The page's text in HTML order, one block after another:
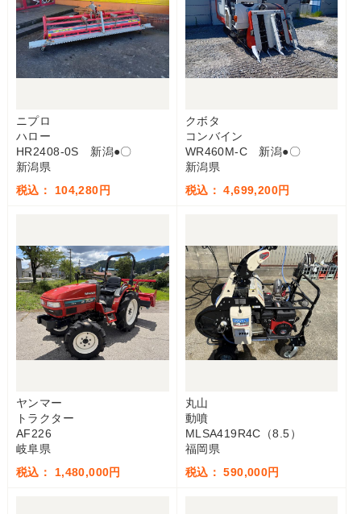
ニプロ
ハロー
HR2408-0S 新潟●〇
新潟県
税込： 104,280円
クボタ
コンバイン
WR460M-C 新潟●〇
新潟県
税込： 4,699,200円
ヤンマー
トラクター
AF226
岐阜県
税込： 1,480,000円
丸山
動噴
MLSA419R4C（8.5）
福岡県
税込： 590,000円